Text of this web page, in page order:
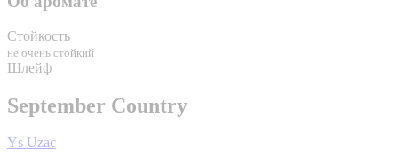
Стойкость
не очень стойкий
Шлейф
September Country
Ys Uzac